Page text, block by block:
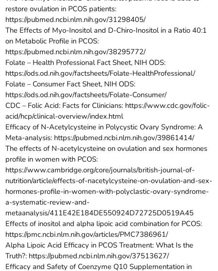
restore ovulation in PCOS patients:
https://pubmed.ncbi.nlm.nih.gov/31298405/
The Effects of Myo-Inositol and D-Chiro-Inositol in a Ratio 40:1
on Metabolic Profile in PCOS:
https://pubmed.ncbi.nlm.nih.gov/38295772/
Folate – Health Professional Fact Sheet, NIH ODS:
https://ods.od.nih.gov/factsheets/Folate-HealthProfessional/
Folate – Consumer Fact Sheet, NIH ODS:
https://ods.od.nih.gov/factsheets/Folate-Consumer/
CDC – Folic Acid: Facts for Clinicians: https://www.cdc.gov/folic-
acid/hcp/clinical-overview/index.html
Efficacy of N-Acetylcysteine in Polycystic Ovary Syndrome: A
Meta-analysis: https://pubmed.ncbi.nlm.nih.gov/39861414/
The effects of N-acetylcysteine on ovulation and sex hormones
profile in women with PCOS:
https://www.cambridge.org/core/journals/british-journal-of-
nutrition/article/effects-of-nacetylcysteine-on-ovulation-and-sex-
hormones-profile-in-women-with-polyclastic-ovary-syndrome-
a-systematic-review-and-
metaanalysis/411E42E184DE550924D72725D0519A45
Effects of inositol and alpha lipoic acid combination for PCOS:
https://pmc.ncbi.nlm.nih.gov/articles/PMC7386961/
Alpha Lipoic Acid Efficacy in PCOS Treatment: What Is the
Truth?: https://pubmed.ncbi.nlm.nih.gov/37513627/
Efficacy and Safety of Coenzyme Q10 Supplementation in